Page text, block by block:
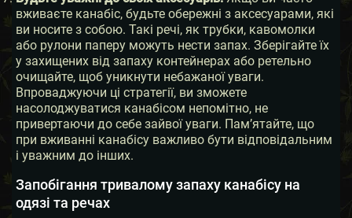
вживаєте канабіс, будьте обережні з аксесуарами, які
ви носите з собою. Такі речі, як трубки, кавомолки
або рулони паперу можуть нести запах. Зберігайте їх
у захищених від запаху контейнерах або ретельно
очищайте, щоб уникнути небажаної уваги.
Впроваджуючи ці стратегії, ви зможете
насолоджуватися канабісом непомітно, не
привертаючи до себе зайвої уваги. Пам’ятайте, що
при вживанні канабісу важливо бути відповідальним
і уважним до інших.
Запобігання тривалому запаху канабісу на
одязі та речах